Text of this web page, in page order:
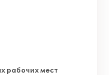
рабочих мест